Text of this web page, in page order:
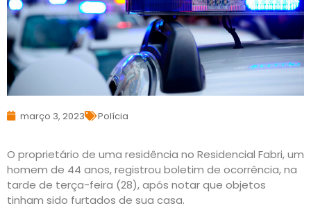
março 3, 2023 Polícia
O proprietário de uma residência no Residencial Fabri, um
homem de 44 anos, registrou boletim de ocorrência, na
tarde de terça-feira (28), após notar que objetos
tinham sido furtados de sua casa.